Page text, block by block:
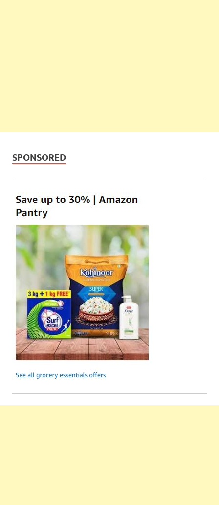
SPONSORED